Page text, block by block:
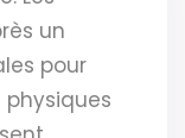
un
pour
physiques